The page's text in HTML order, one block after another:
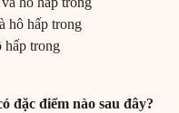
hô hấp trong
trong
đặc điểm nào sau đây?